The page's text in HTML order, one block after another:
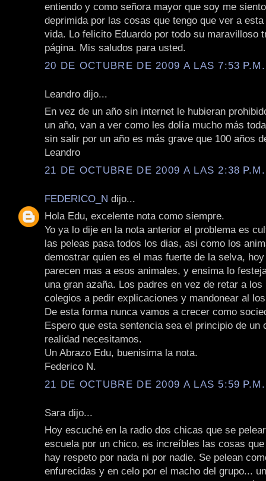
entiendo y como señora mayor que soy me
deprimida por las cosas que tengo que ver a
vida. Lo felicito Eduardo por todo su maravilloso
página. Mis saludos para usted.
20 DE OCTUBRE DE 2009 A LAS 7:53 P.M.
Leandro dijo...
En vez de un año sin internet le hubieran
un año, van a ver como les dolía mucho más
sin salir por un año es más grave que 100 años
Leandro
21 DE OCTUBRE DE 2009 A LAS 2:38 P.M.
FEDERICO_N dijo...
Hola Edu, excelente nota como siempre.
Yo ya lo dije en la nota anterior el problema es
las peleas pasa todos los dias, asi como los
demostrar quien es el mas fuerte de la selva,
parecen mas a esos animales, y ensima lo
una gran azaña. Los padres en vez de retar a
colegios a pedir explicaciones y mandonear al
De esta forma nunca vamos a crecer como
Espero que esta sentencia sea el principio de un
realidad necesitamos.
Un Abrazo Edu, buenisima la nota.
Federico N.
21 DE OCTUBRE DE 2009 A LAS 5:59 P.M.
Sara dijo...
Hoy escuché en la radio dos chicas que se
escuela por un chico, es increíbles las cosas
hay respeto por nada ni por nadie. Se pelean
enfurecidas y en celo por el macho del grupo...